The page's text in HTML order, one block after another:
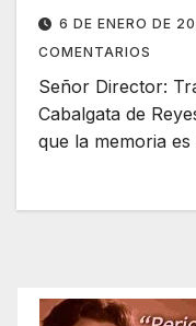
6 DE ENERO DE
COMENTARIOS
Señor Director:
Cabalgata de
que la memoria